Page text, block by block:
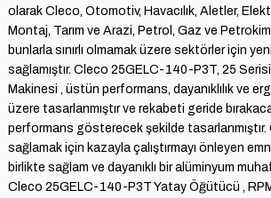
olarak Cleco, Otomotiv, Havacılık, Aletler,
Montaj, Tarım ve Arazi, Petrol, Gaz ve
bunlarla sınırlı olmamak üzere sektörler için
sağlamıştır. Cleco 25GELC-140-P3T, 25
Makinesi , üstün performans, dayanıklılık ve
üzere tasarlanmıştır ve rekabeti geride
performans gösterecek şekilde
sağlamak için kazayla çalıştırmayı önleyen
birlikte sağlam ve dayanıklı bir alüminyum
Cleco 25GELC-140-P3T Yatay Öğütücü ,